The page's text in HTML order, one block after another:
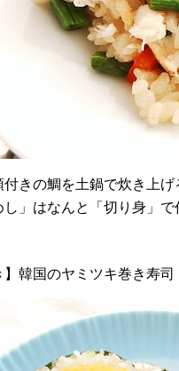
付きの鯛を土鍋で炊き上
」はなんと「切り身」で
】韓国のヤミツキ巻き寿